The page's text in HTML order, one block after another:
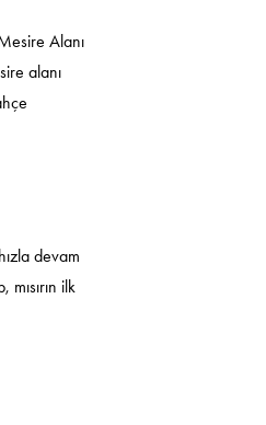
Alanı
alanı
devam
ilk